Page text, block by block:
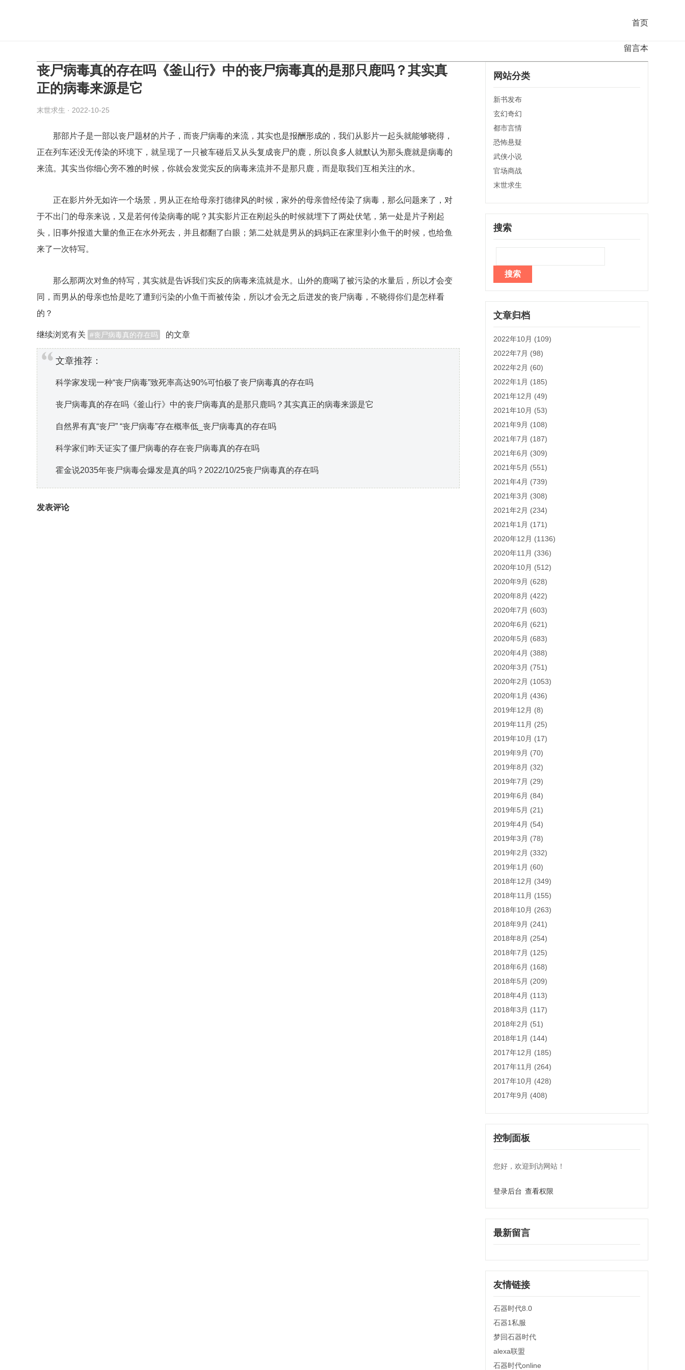
首页
留言本
丧尸病毒真的存在吗《釜山行》中的丧尸病毒真的是那只鹿吗？其实真
正的病毒来源是它
末世求生 · 2022-10-25
那部片子是一部以丧尸题材的片子，而丧尸病毒的来流，其实也是报酬形成的，我们从影片一起头就能够晓得，
正在列车还没无传染的环境下，就呈现了一只被车碰后又从头复成丧尸的鹿，所以良多人就默认为那头鹿就是病毒的
来流。其实当你细心旁不雅的时候，你就会发觉实反的病毒来流并不是那只鹿，而是取我们互相关注的水。
正在影片外无如许一个场景，男从正在给母亲打德律风的时候，家外的母亲曾经传染了病毒，那么问题来了，对
于不出门的母亲来说，又是若何传染病毒的呢？其实影片正在刚起头的时候就埋下了两处伏笔，第一处是片子刚起
头，旧事外报道大量的鱼正在水外死去，并且都翻了白眼；第二处就是男从的妈妈正在家里剥小鱼干的时候，也给鱼
来了一次特写。
那么那两次对鱼的特写，其实就是告诉我们实反的病毒来流就是水。山外的鹿喝了被污染的水量后，所以才会变
同，而男从的母亲也恰是吃了遭到污染的小鱼干而被传染，所以才会无之后迸发的丧尸病毒，不晓得你们是怎样看
的？
继续浏览有关 丧尸病毒真的存在吗 的文章
文章推荐：
科学家发现一种“丧尸病毒”致死率高达90%可怕极了丧尸病毒真的存在吗
丧尸病毒真的存在吗《釜山行》中的丧尸病毒真的是那只鹿吗？其实真正的病毒来源是它
自然界有真“丧尸” “丧尸病毒”存在概率低_丧尸病毒真的存在吗
科学家们昨天证实了僵尸病毒的存在丧尸病毒真的存在吗
霍金说2035年丧尸病毒会爆发是真的吗？2022/10/25丧尸病毒真的存在吗
发表评论
网站分类
新书发布
玄幻奇幻
都市言情
恐怖悬疑
武侠小说
官场商战
末世求生
搜索
文章归档
2022年10月 (109)
2022年7月 (98)
2022年2月 (60)
2022年1月 (185)
2021年12月 (49)
2021年10月 (53)
2021年9月 (108)
2021年7月 (187)
2021年6月 (309)
2021年5月 (551)
2021年4月 (739)
2021年3月 (308)
2021年2月 (234)
2021年1月 (171)
2020年12月 (1136)
2020年11月 (336)
2020年10月 (512)
2020年9月 (628)
2020年8月 (422)
2020年7月 (603)
2020年6月 (621)
2020年5月 (683)
2020年4月 (388)
2020年3月 (751)
2020年2月 (1053)
2020年1月 (436)
2019年12月 (8)
2019年11月 (25)
2019年10月 (17)
2019年9月 (70)
2019年8月 (32)
2019年7月 (29)
2019年6月 (84)
2019年5月 (21)
2019年4月 (54)
2019年3月 (78)
2019年2月 (332)
2019年1月 (60)
2018年12月 (349)
2018年11月 (155)
2018年10月 (263)
2018年9月 (241)
2018年8月 (254)
2018年7月 (125)
2018年6月 (168)
2018年5月 (209)
2018年4月 (113)
2018年3月 (117)
2018年2月 (51)
2018年1月 (144)
2017年12月 (185)
2017年11月 (264)
2017年10月 (428)
2017年9月 (408)
控制面板
您好，欢迎到访网站！
登录后台 查看权限
最新留言
友情链接
石器时代8.0
石器1私服
梦回石器时代
alexa联盟
石器时代online